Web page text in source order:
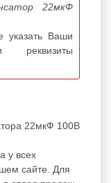
22мкФ
указать Ваши
реквизиты
22мкФ 100В
у всех
сайте. Для